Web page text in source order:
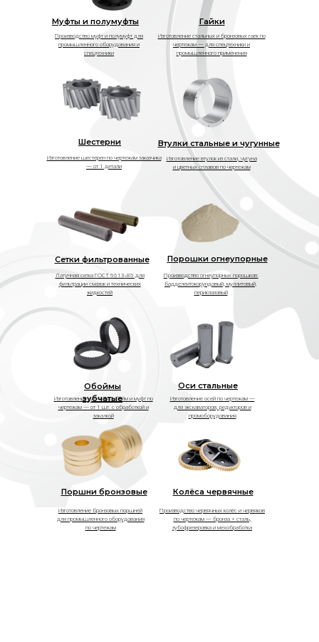
Муфты и полумуфты Гайки
Производство муфт и полумуфт для
промышленного оборудования и
спецтехники
Изготовление стальных и бронзовых гаек по
чертежам — для спецтехники и
промышленного применения
Изготовление бронзовых поршней
для промышленного оборудования
по чертежам
Производство червячных колёс и червяков
по чертежам — бронза + сталь,
зубофрезеровка и мехобработка
Изготовление осей по чертежам —
для экскаваторов, редукторов и
промоборудования
Изготовление зубчатых обойм и муфт по
чертежам — от 1 шт. с обработкой и
закалкой
Поршни бронзовые
Оси стальные
Колёса червячные
Обоймы
зубчатые
Шестерни
Порошки огнеупорные
Втулки стальные и чугунные
Сетки фильтрованные
Изготовление шестерен по чертежам заказчика
— от 1 детали
Изготовление втулок из стали, чугуна
и цветных сплавов по чертежам
Производство огнеупорных порошков:
бадделеитокорундовый, муллитовый,
периклазовый
Латунная сетка ГОСТ 6613‑86 для
фильтрации смазок и технических
жидкостей